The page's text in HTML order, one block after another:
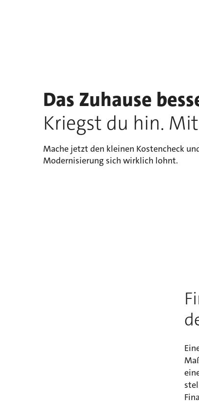
Das Zuhause
Kriegst du hin.
Mache jetzt den kleinen Kostencheck
Modernisierung sich wirklich lohnt.